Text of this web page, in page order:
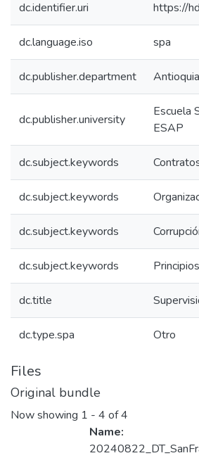
dc.identifier.uri https://
dc.language.iso spa
dc.publisher.department Antioquia
dc.publisher.university
Escuela
ESAP
dc.subject.keywords
dc.subject.keywords
dc.subject.keywords
dc.subject.keywords
dc.title
dc.type.spa Otro
Files
Original bundle
Now showing 1 - 4 of 4
Name: